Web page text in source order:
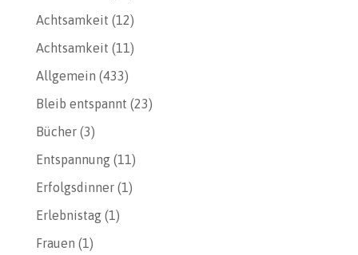
Achtsamkeit (12)
Achtsamkeit (11)
Allgemein (433)
Bleib entspannt (23)
Bücher(3)
Entspannung(11)
Erfolgsdinner(1)
Erlebnistag(1)
Frauen (1)